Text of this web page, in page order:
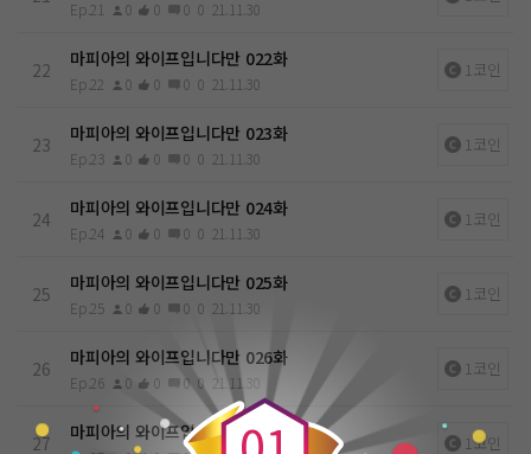
Ep.21 0 0 0 0 21.11.30
22 마피아의 와이프입니다만 022화
Ep.22 0 0 0 0 21.11.30
1코인
23 마피아의 와이프입니다만 023화
Ep.23 0 0 0 0 21.11.30
1코인
24 마피아의 와이프입니다만 024화
Ep.24 0 0 0 0 21.11.30
1코인
25 마피아의 와이프입니다만 025화
Ep.25 0 0 0 0 21.11.30
1코인
26 마피아의 와이프입니다만 026화
Ep.26 0 0 0 0 21.11.30
1코인
27 마피아의 와이프입니다만 027화 1코인
0